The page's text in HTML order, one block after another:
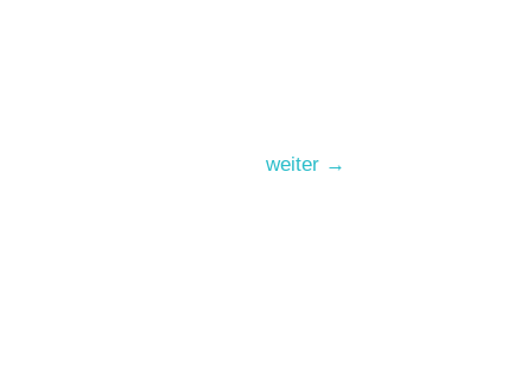
weiter →